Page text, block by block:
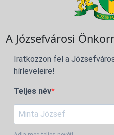
A Józsefvárosi
Iratkozzon fel a
hírleveleire!
Teljes név